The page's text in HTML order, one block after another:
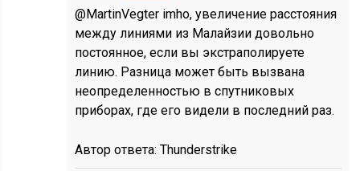
@MartinVegter imho, увеличение расстояния
между линиями из Малайзии довольно
постоянное, если вы экстраполируете
линию. Разница может быть вызвана
неопределенностью в спутниковых
приборах, где его видели в последний раз.
Автор ответа:Thunderstrike